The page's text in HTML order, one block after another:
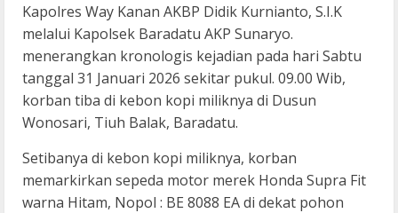
Kapolres Way Kanan AKBP Didik Kurnianto, S.I.K
melalui Kapolsek Baradatu AKP Sunaryo.
menerangkan kronologis kejadian pada hari Sabtu
tanggal 31 Januari 2026 sekitar pukul. 09.00 Wib,
korban tiba di kebon kopi miliknya di Dusun
Wonosari, Tiuh Balak, Baradatu.
Setibanya di kebon kopi miliknya, korban
memarkirkan sepeda motor merek Honda Supra Fit
warna Hitam, Nopol : BE 8088 EA di dekat pohon